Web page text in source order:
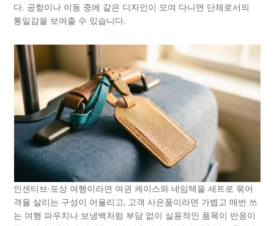
다. 공항이나 이동 중에 같은 디자인이 모여 다니면 단체로서의
통일감을 보여줄 수 있습니다.
인센티브·포상 여행이라면 여권 케이스와 네임택을 세트로 묶어
격을 살리는 구성이 어울리고, 고객 사은품이라면 가볍고 매번 쓰
는 여행 파우치나 보냉백처럼 부담 없이 실용적인 품목이 반응이